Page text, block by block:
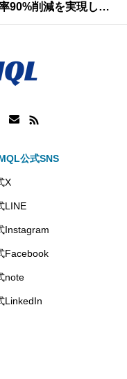
90%削減を実現した
チ
公式SNS
X
LINE
Instagram
Facebook
note
LinkedIn